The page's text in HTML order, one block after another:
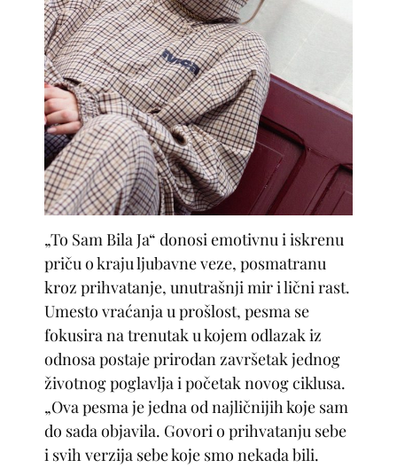
„To Sam Bila Ja“ donosi emotivnu i iskrenu
priču o kraju ljubavne veze, posmatranu
kroz prihvatanje, unutrašnji mir i lični rast.
Umesto vraćanja u prošlost, pesma se
fokusira na trenutak u kojem odlazak iz
odnosa postaje prirodan završetak jednog
životnog poglavlja i početak novog ciklusa.
„Ova pesma je jedna od najličnijih koje sam
do sada objavila. Govori o prihvatanju sebe
i svih verzija sebe koje smo nekada bili.